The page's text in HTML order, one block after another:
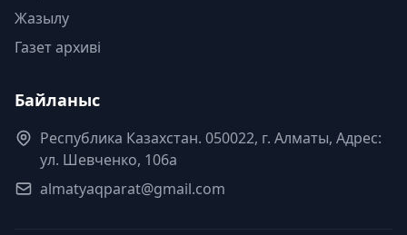
Жазылу
Газет архиві
Байланыс
Республика Казахстан. 050022, г. Алматы, Адрес:
ул. Шевченко, 106а
almatyaqparat@gmail.com